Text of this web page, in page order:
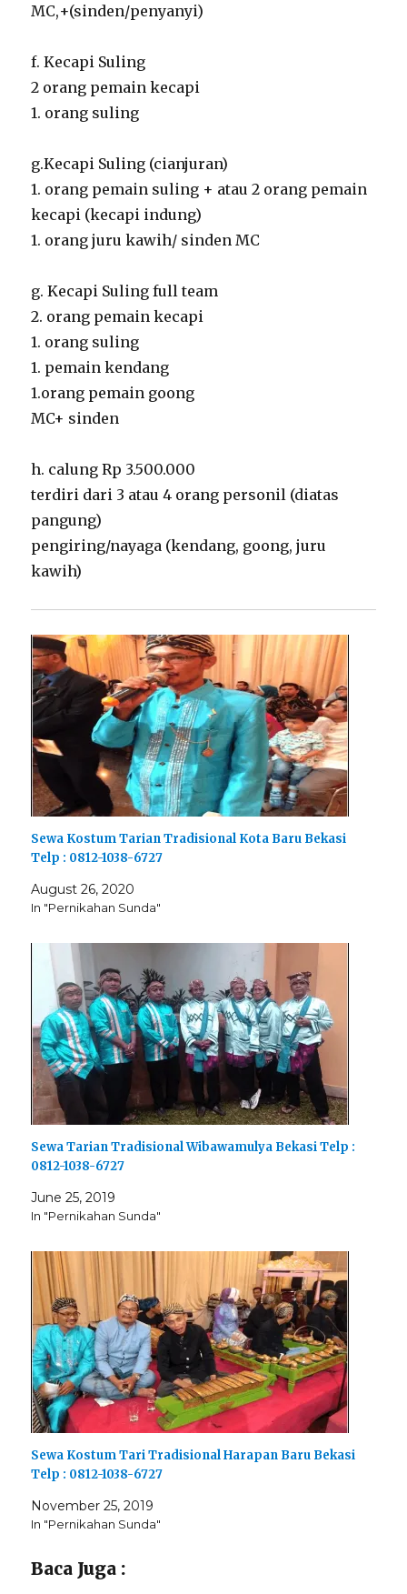
MC,+(sinden/penyanyi)
f. Kecapi Suling
2 orang pemain kecapi
1. orang suling
g.Kecapi Suling (cianjuran)
1. orang pemain suling + atau 2 orang pemain
kecapi (kecapi indung)
1. orang juru kawih/ sinden MC
g. Kecapi Suling full team
2. orang pemain kecapi
1. orang suling
1. pemain kendang
1.orang pemain goong
MC+ sinden
h. calung Rp 3.500.000
terdiri dari 3 atau 4 orang personil (diatas
pangung)
pengiring/nayaga (kendang, goong, juru
kawih)
Sewa Kostum Tarian Tradisional Kota Baru Bekasi
Telp : 0812-1038-6727
August 26, 2020
In "Pernikahan Sunda"
Sewa Tarian Tradisional Wibawamulya Bekasi Telp :
0812-1038-6727
June 25, 2019
In "Pernikahan Sunda"
Sewa Kostum Tari Tradisional Harapan Baru Bekasi
Telp : 0812-1038-6727
November 25, 2019
In "Pernikahan Sunda"
Baca Juga :